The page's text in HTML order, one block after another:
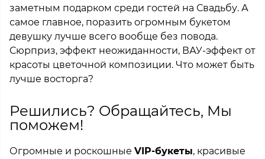
заметным подарком среди гостей на Свадьбу. А
самое главное, поразить огромным букетом
девушку лучше всего вообще без повода.
Сюрприз, эффект неожиданности, ВАУ-эффект от
красоты цветочной композиции. Что может быть
лучше восторга?
Решились? Обращайтесь, Мы
поможем!
Огромные и роскошные VIP-букеты, красивые